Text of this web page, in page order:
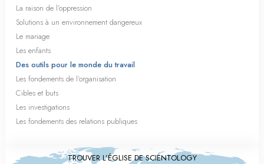
La raison de l’oppression
Solutions à un environnement dangereux
Le mariage
Les enfants
Des outils pour le monde du travail
Les fondements de l’organisation
Cibles et buts
Les investigations
Les fondements des relations publiques
TROUVER L’ÉGLISE DE SCIENTOLOGY